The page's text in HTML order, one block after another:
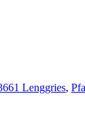
Lenggries,